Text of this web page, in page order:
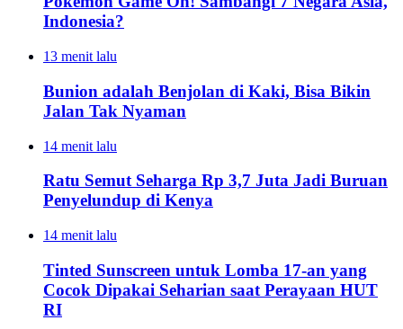
Indonesia?
13 menit lalu
Bunion adalah Benjolan di Kaki, Bisa Bikin
Jalan Tak Nyaman
14 menit lalu
Ratu Semut Seharga Rp 3,7 Juta Jadi Buruan
Penyelundup di Kenya
14 menit lalu
Tinted Sunscreen untuk Lomba 17-an yang
Cocok Dipakai Seharian saat Perayaan HUT
RI